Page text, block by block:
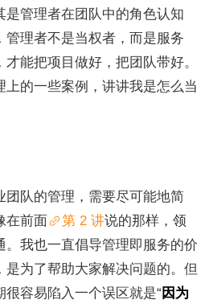
是管理者在团队中的角色认知
管理者不是当权者，而是服务
能把项目做好，把团队带好。
上的一些案例，讲讲我是怎么当
团队的管理，需要尽可能地简
在前面
第 2 讲说的那样，领
。我也一直倡导管理即服务的价
是为了帮助大家解决问题的。但
容易陷入一个误区就是“ 因为